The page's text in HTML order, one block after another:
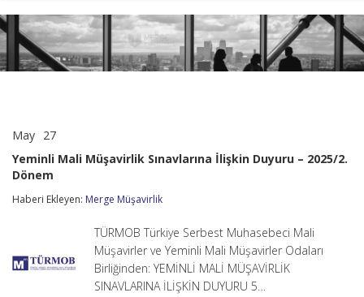
May 27
Müşavirlik
Duyuru
2025/2.
Dönem
için
Yeminli Mali Müşavirlik Sınavlarına İlişkin Duyuru – 2025/2.
Dönem
Haberi Ekleyen: Merge Müşavirlik
TÜRMOB Türkiye Serbest Muhasebeci Mali
Müşavirler ve Yeminli Mali Müşavirler Odaları
Birliğinden: YEMİNLİ MALİ MÜŞAVİRLİK
SINAVLARINA İLİŞKİN DUYURU 5…